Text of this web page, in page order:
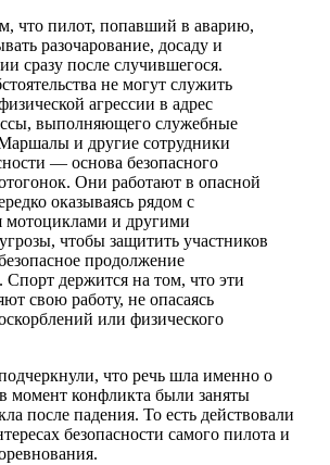
что пилот, попавший в аварию,
разочарование, досаду и
сразу после случившегося.
не могут служить
агрессии в адрес
выполняющего служебные
и другие сотрудники
— основа безопасного
Они работают в опасной
оказываясь рядом с
и другими
чтобы защитить участников
продолжение
Спорт держится на том, что эти
свою работу, не опасаясь
или физического
что речь шла именно о
момент конфликта были заняты
после падения. То есть действовали
безопасности самого пилота и